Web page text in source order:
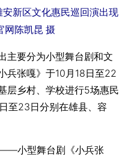
安新区文化惠民巡回演出现
网陈凯昆 摄
主要分为小型舞台剧和文
兵张嘎》于10月18日至22
层乡村、学校进行5场惠民
至23日分别在雄县、容
小型舞台剧《小兵张